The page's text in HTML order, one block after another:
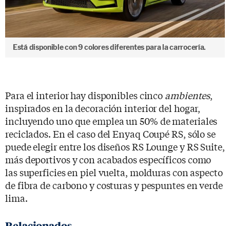
Está disponible con 9 colores diferentes para la carrocería.
Para el interior hay disponibles cincoambientes,
inspirados en la decoración interior del hogar,
incluyendo uno que emplea un 50% de materiales
reciclados. En el caso del Enyaq Coupé RS, sólo se
puede elegir entre los diseños RS Lounge y RS Suite,
más deportivos y con acabados específicos como
las superficies en piel vuelta, molduras con aspecto
de fibra de carbono y costuras y pespuntes en verde
lima.